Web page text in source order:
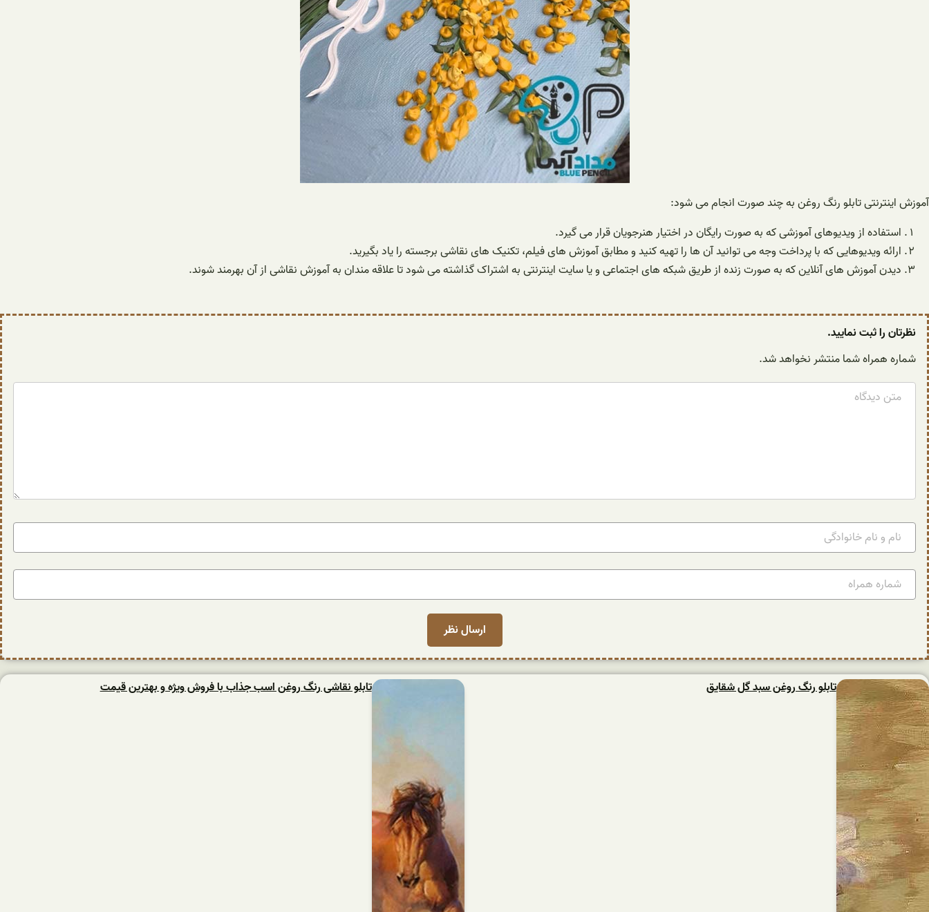
آموزش اینترنتی تابلو رنگ روغن به چند صورت انجام می شود:
استفاده از ویدیوهای آموزشی که به صورت رایگان در اختیار هنرجویان قرار می گیرد.
ارائه ویدیوهایی که با پرداخت وجه می توانید آن ها را تهیه کنید و مطابق آموزش های فیلم، تکنیک های نقاشی برجسته را یاد بگیرید.
دیدن آموزش های آنلاین که به صورت زنده از طریق شبکه های اجتماعی و یا سایت اینترنتی به اشتراک گذاشته می شود تا علاقه مندان به آموزش نقاشی از آن بهرمند شوند.
نظرتان را ثبت نمایید.
شماره همراه شما منتشر نخواهد شد.
تابلو رنگ روغن سبد گل شقایق تابلو نقاشی رنگ روغن اسب جذاب با فروش ویژه و بهترین قیمت